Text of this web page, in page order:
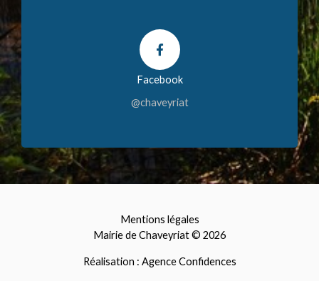
Facebook
@chaveyriat
Mentions légales
Mairie de Chaveyriat © 2026
Réalisation : Agence Confidences